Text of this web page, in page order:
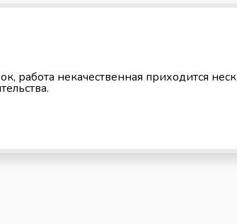
работа некачественная приходится